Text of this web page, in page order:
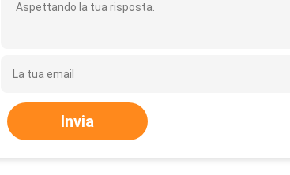
Aspettando la tua risposta.
Invia